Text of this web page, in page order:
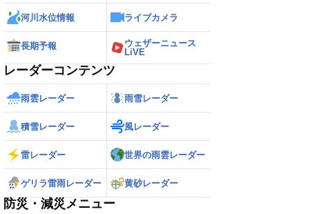
河川水位情報 ライブカメラ
長期予報
ウェザーニュース
LiVE
レーダーコンテンツ
雨雲レーダー 雨雪レーダー
積雪レーダー 風レーダー
雷レーダー 世界の雨雲レーダー
ゲリラ雷雨レーダー 黄砂レーダー
防災・減災メニュー